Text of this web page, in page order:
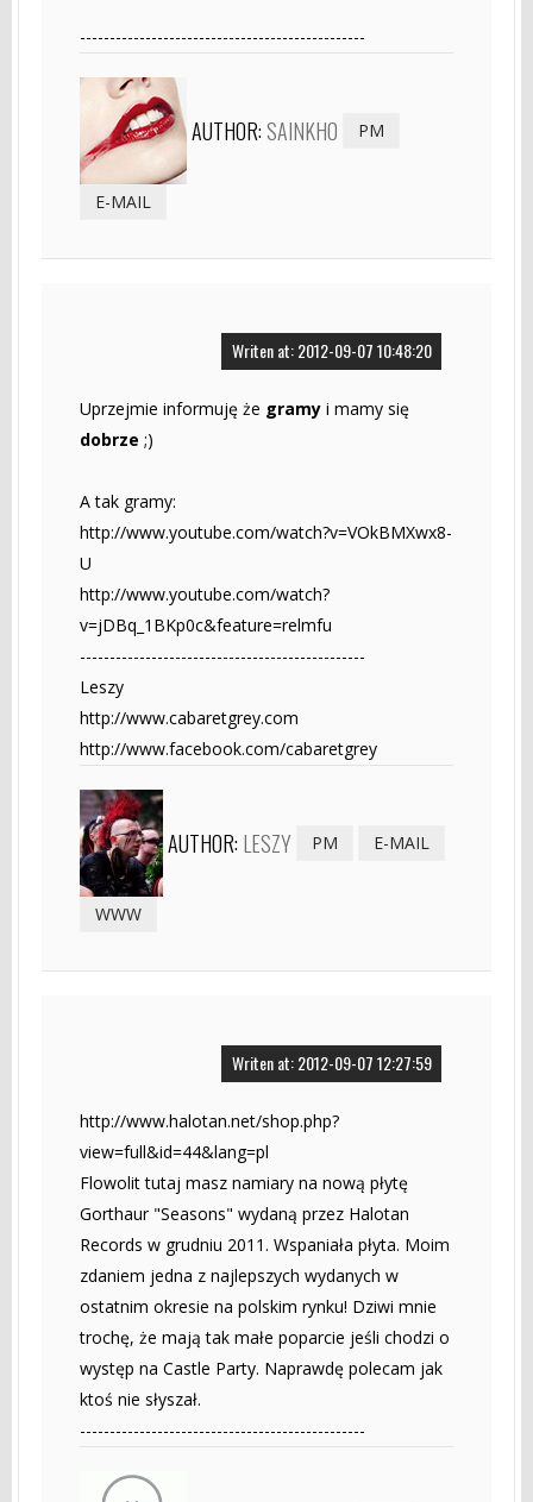
------------------------------------------------
AUTHOR:SAINKHO PM
E-MAIL
Writen at: 2012-09-07 10:48:20
Uprzejmie informuję że gramy i mamy się
dobrze ;)
A tak gramy:
http://www.youtube.com/watch?v=VOkBMXwx8-
U
http://www.youtube.com/watch?
v=jDBq_1BKp0c&feature=relmfu
------------------------------------------------
Leszy
http://www.cabaretgrey.com
http://www.facebook.com/cabaretgrey
AUTHOR: LESZY PM E-MAIL
WWW
Writen at: 2012-09-07 12:27:59
http://www.halotan.net/shop.php?
view=full&id=44&lang=pl
Flowolit tutaj masz namiary na nową płytę
Gorthaur "Seasons" wydaną przez Halotan
Records w grudniu 2011. Wspaniała płyta. Moim
zdaniem jedna z najlepszych wydanych w
ostatnim okresie na polskim rynku! Dziwi mnie
trochę, że mają tak małe poparcie jeśli chodzi o
występ na Castle Party. Naprawdę polecam jak
ktoś nie słyszał.
------------------------------------------------